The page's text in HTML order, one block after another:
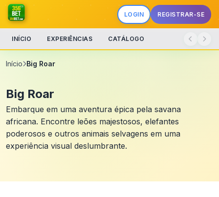
LOGIN REGISTRAR-SE
INÍCIO EXPERIÊNCIAS CATÁLOGO
Início Big Roar
Big Roar
Embarque em uma aventura épica pela savana
africana. Encontre leões majestosos, elefantes
poderosos e outros animais selvagens em uma
experiência visual deslumbrante.